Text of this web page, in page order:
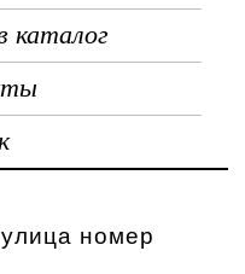
каталог
номер